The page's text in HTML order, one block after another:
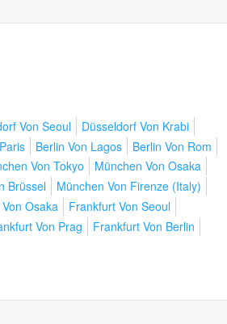
Von Seoul
Düsseldorf Von Krabi
Berlin Von Lagos
Berlin Von Rom
Von Tokyo
München Von Osaka
Brüssel
München Von Firenze (Italy)
Osaka
Frankfurt Von Seoul
Von Prag
Frankfurt Von Berlin